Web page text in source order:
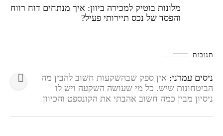
מלונות בוטיק למכירה ביוון: איך מנתחים דוח רווח
והפסד של נכס תיירותי פעיל?
תגובות
ניסים עמרני: אין ספק שבהשקעות חשוב להבין מה
הביטחונות שיש. כל מי שעושה השקעה ויש לו
ניסיון מבין כמה חשוב אהבתי את הקונספט והכיוון
טוב!